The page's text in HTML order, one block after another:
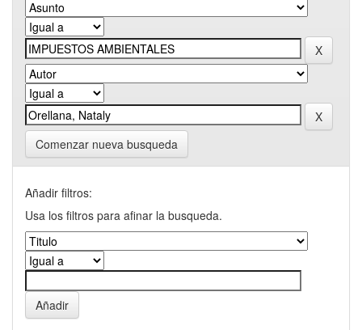
Comenzar nueva busqueda
Añadir filtros:
Usa los filtros para afinar la busqueda.